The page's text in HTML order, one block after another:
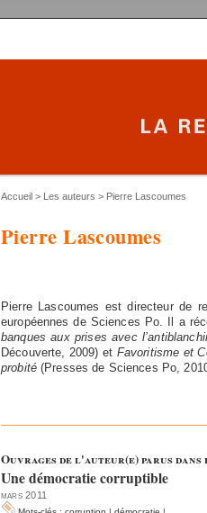
Accueil > Les auteurs > Pierre Lascoumes
Pierre Lascoumes
Pierre Lascoumes est directeur de
européennes de Sciences Po. Il a
banques aux prises avec
Découverte, 2009) et Favoritisme et
probité(Presses de Sciences Po,
Ouvrages de l'auteur(e) parus
Une démocratie corruptible
mars 2011